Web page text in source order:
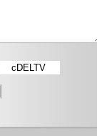
cDELTV